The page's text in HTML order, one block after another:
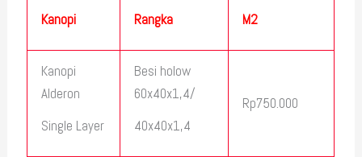
Kanopi
Rangka
M2
Kanopi
Alderon
Single Layer
Besi holow
60x40x1,4/
40x40x1,4
Rp750.000